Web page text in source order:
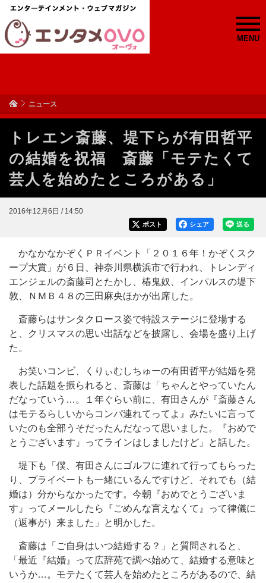
MENU
ニュース
トレエン斎藤、堤下らが有田哲平
の結婚を祝福 斎藤「モテたくて
芸人を始めたところがある」
2016年12月6日 / 14:50
送る
シェア
ポスト
かなかなかぞくＰＲイベント「２０１６年！かぞくスク
ープ大賞」が６日、神奈川県横浜市で行われ、トレンディ
エンジェルの斎藤司とたかし、椿鬼奴、インパルスの堤下
敦、ＮＭＢ４８の三田麻央ほかが出席した。
斎藤らはサンタクロース姿で特設ステージに登場する
と、クリスマスの思い出話などを披露し、会場を盛り上げ
た。
お笑いコンビ、くりぃむしちゅーの有田哲平が結婚を発
表した話題を振られると、斎藤は「ちゃんとやっていたん
だなっていう…。１年ぐらい前に、有田さんが『斎藤さん
はモテるらしいからコンパ連れてってよ』みたいに言って
いたのも全部うそだったんだなって思いました。『おめで
とうございます』ってラインはしましたけど」と話した。
堤下も「僕、有田さんにゴルフに連れて行ってもらった
り、プライベートも一緒にいるんですけど、それでも（結
婚は）分からなかったです。今朝『おめでとうございま
す』ってメールしたら『ごめんな言えなくて』って律儀に
（返事が）来ました」と明かした。
斎藤は「ご自身はいつ結婚する？」と質問されると、
「最近『結婚』って広辞苑で調べ始めて、結婚する意味と
いうか…。モテたくて芸人を始めたところがあるので、結